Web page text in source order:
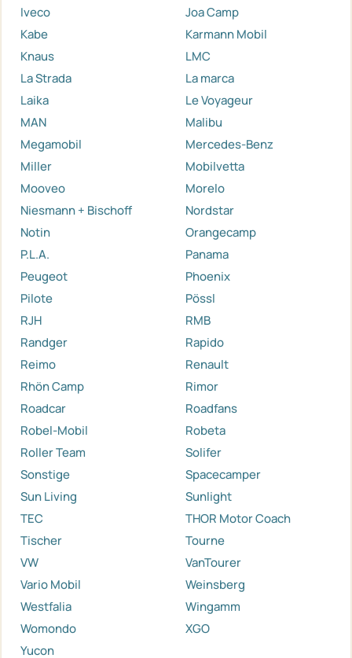
Iveco
Joa Camp
Kabe
Karmann Mobil
Knaus
LMC
La Strada
La marca
Laika
Le Voyageur
MAN
Malibu
Megamobil
Mercedes-Benz
Miller
Mobilvetta
Mooveo
Morelo
Niesmann + Bischoff
Nordstar
Notin
Orangecamp
P.L.A.
Panama
Peugeot
Phoenix
Pilote
Pössl
RJH
RMB
Randger
Rapido
Reimo
Renault
Rhön Camp
Rimor
Roadcar
Roadfans
Robel-Mobil
Robeta
Roller Team
Solifer
Sonstige
Spacecamper
Sun Living
Sunlight
TEC
THOR Motor Coach
Tischer
Tourne
VW
VanTourer
Vario Mobil
Weinsberg
Westfalia
Wingamm
Womondo
XGO
Yucon